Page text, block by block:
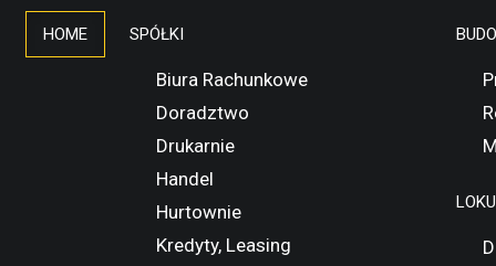
HOME SPÓŁKI
Biura Rachunkowe
Doradztwo
Drukarnie
Handel
Hurtownie
Kredyty, Leasing